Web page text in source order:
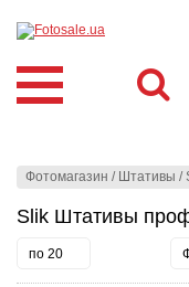
Фотомагазин / Штативы /
Slik Штативы
по 20